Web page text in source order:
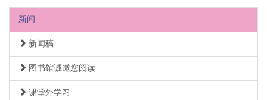
新闻
新闻稿
图书馆诚邀您阅读
课堂外学习